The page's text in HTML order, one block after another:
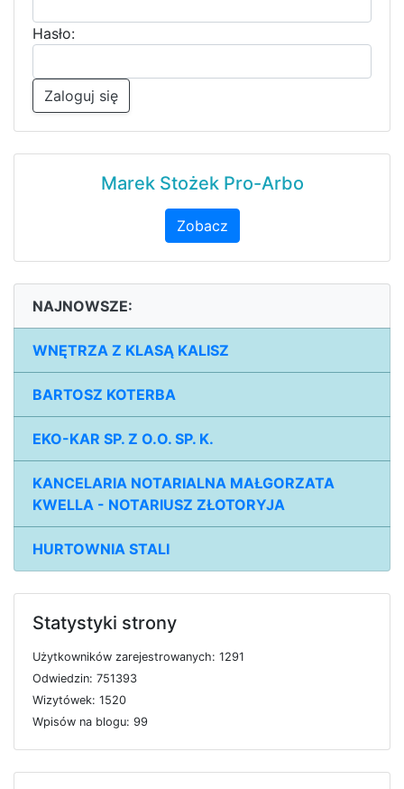
Hasło:
Zaloguj się
Marek Stożek Pro-Arbo
Zobacz
NAJNOWSZE:
WNĘTRZA Z KLASĄ KALISZ
BARTOSZ KOTERBA
EKO-KAR SP. Z O.O. SP. K.
KANCELARIA NOTARIALNA MAŁGORZATA
KWELLA - NOTARIUSZ ZŁOTORYJA
HURTOWNIA STALI
Statystyki strony
Użytkowników zarejestrowanych: 1291
Odwiedzin: 751393
Wizytówek: 1520
Wpisów na blogu: 99